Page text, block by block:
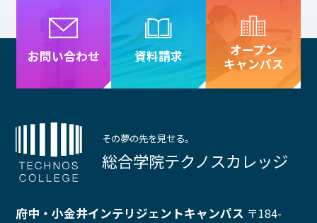
お問い合わせ 資料請求
オープン
キャンパス
その夢の先を見せる。
総合学院テクノスカレッジ
府中・小金井インテリジェントキャンパス 〒184-